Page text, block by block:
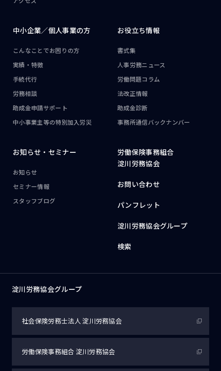
中小企業／個人事業の方
こんなことでお困りの方
実績・特徴
手続代行
労務相談
助成金申請サポート
中小事業主等の特別加入労災
お役立ち情報
書式集
人事労務ニュース
労働問題コラム
法改正情報
助成金診断
事務所通信バックナンバー
お知らせ・ セミナー
お知らせ
セミナー情報
スタッフブログ
労働保険事務組合
淀川労務協会
お問い合わせ
パンフレット
淀川労務協会グループ
検索
淀川労務協会グループ
社会保険労務士法人淀川労務協会
労働保険事務組合 淀川労務協会